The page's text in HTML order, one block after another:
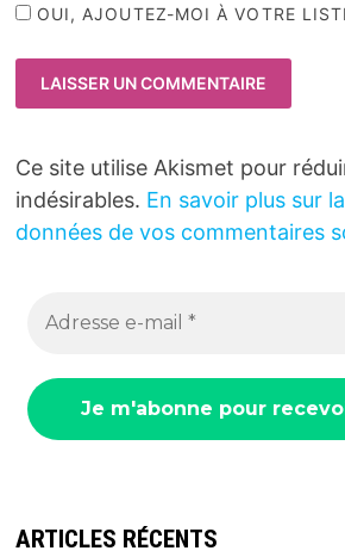
OUI, AJOUTEZ-MOI À VOTRE
Ce site utilise Akismet pour
indésirables. En savoir plus sur
données de vos commentaires
ARTICLES RÉCENTS